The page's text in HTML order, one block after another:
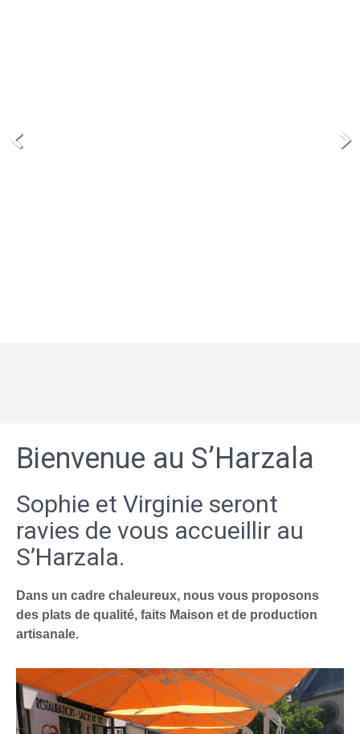
Bienvenue au S’Harzala
Sophie et Virginie seront
ravies de vous accueillir au
S’Harzala.
Dans un cadre chaleureux, nous vous proposons
des plats de qualité, faits Maison et de production
artisanale.